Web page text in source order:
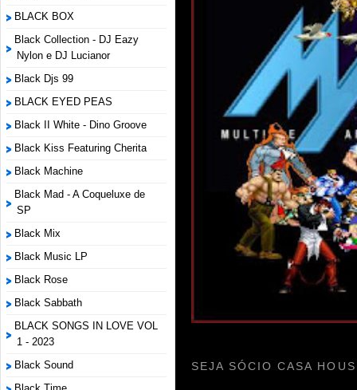
BLACK BOX
Black Collection - DJ Eazy
Nylon e DJ Lucianor
Black Djs 99
BLACK EYED PEAS
Black II White - Dino Groove
Black Kiss Featuring Cherita
Black Machine
Black Mad - A Coqueluxe de
SP
Black Mix
Black Music LP
Black Rose
Black Sabbath
BLACK SONGS IN LOVE VOL
1 - 2023
Black Sound
SEJA SÓCIO CASA